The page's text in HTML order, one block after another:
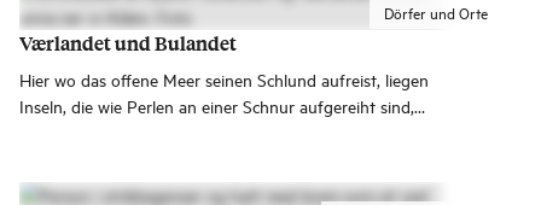
Dörfer und Orte
Værlandet und Bulandet
Hier wo das offene Meer seinen Schlund aufreist, liegen
Inseln, die wie Perlen an einer Schnur aufgereiht sind,